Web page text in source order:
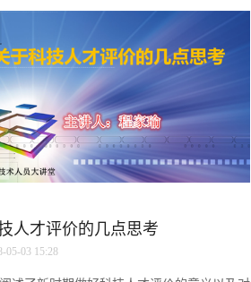
人才评价的几点思考
05-03 15:28